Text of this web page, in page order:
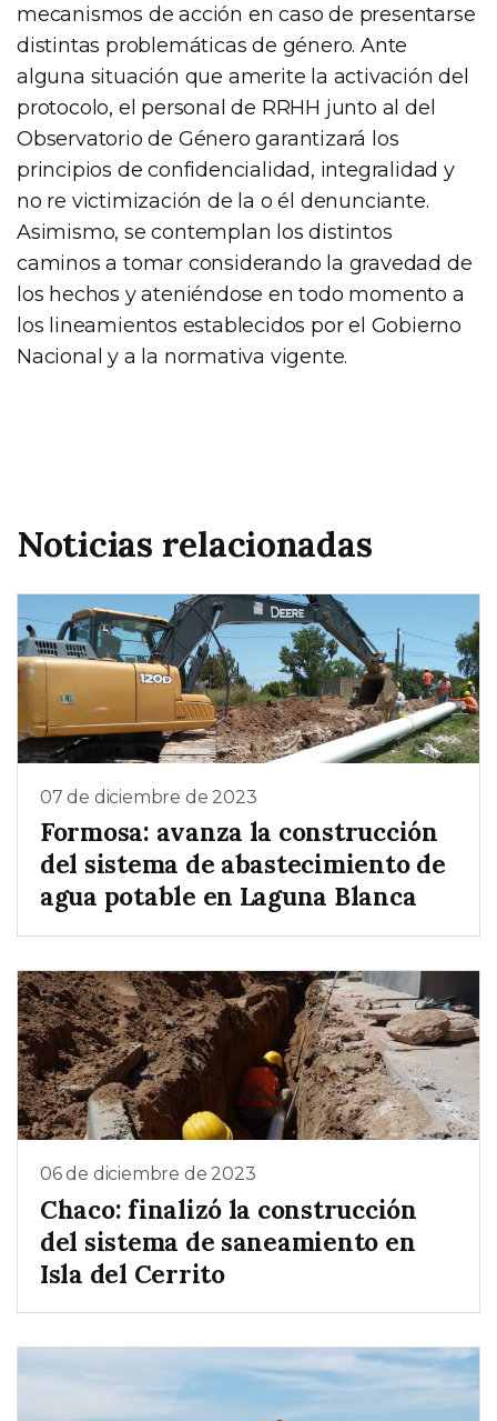
mecanismos de acción en caso de presentarse
distintas problemáticas de género. Ante
alguna situación que amerite la activación del
protocolo, el personal de RRHH junto al del
Observatorio de Género garantizará los
principios de confidencialidad, integralidad y
no re victimización de la o él denunciante.
Asimismo, se contemplan los distintos
caminos a tomar considerando la gravedad de
los hechos y ateniéndose en todo momento a
los lineamientos establecidos por el Gobierno
Nacional y a la normativa vigente.
Noticias relacionadas
07 de diciembre de 2023
Formosa: avanza la construcción
del sistema de abastecimiento de
agua potable en Laguna Blanca
06 de diciembre de 2023
Chaco: finalizó la construcción
del sistema de saneamiento en
Isla del Cerrito